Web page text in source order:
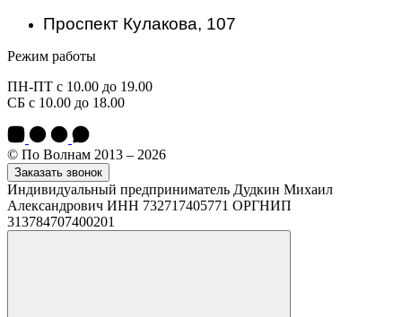
Проспект Кулакова, 107
Режим работы
ПН-ПТ с 10.00 до 19.00
СБ с 10.00 до 18.00
© По Волнам 2013 – 2026
Заказать звонок
Индивидуальный предприниматель Дудкин Михаил
Александрович ИНН 732717405771 ОРГНИП
313784707400201